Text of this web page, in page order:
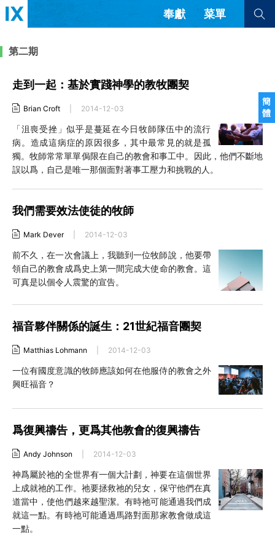
簡
體
奉獻 菜單
文章 書評 訪談
教會帶領 解經式講道與神學
查看全部
查看全部
隱私條款 其他的模式
烏茲別克語
达里语
法語
羅馬尼亞語
韓語
土耳其語
阿拉伯語
阿爾巴尼亞語
塞爾維亞語 柬埔寨語
第二期
走到一起：基於實踐神學的教牧團契
Brian Croft 2014-12-03
「沮喪受挫」似乎是蔓延在今日牧師隊伍中的流行
病。造成這病症的原因很多，其中最常見的就是孤
獨。牧師常常單單侷限在自己的教會和事工中。因此，他們不斷地
誤以爲，自己是唯一那個面對著事工壓力和挑戰的人。
我們需要效法使徒的牧師
Mark Dever 2014-12-03
前不久，在一次會議上，我聽到一位牧師說，他要帶
領自己的教會成爲史上第一間完成大使命的教會。這
可真是以個令人震驚的宣告。
福音夥伴關係的誕生：21世紀福音團契
Matthias Lohmann 2014-12-03
一位有國度意識的牧師應該如何在他服侍的教會之外
興旺福音？
爲復興禱告，更爲其他教會的復興禱告
Andy Johnson 2014-12-03
神爲屬於祂的全世界有一個大計劃，神要在這個世界
上成就祂的工作。祂要拯救祂的兒女，保守他們在真
道當中，使他們越來越聖潔。有時祂可能通過我們成
就這一點。有時祂可能通過馬路對面那家教會做成這
一點。